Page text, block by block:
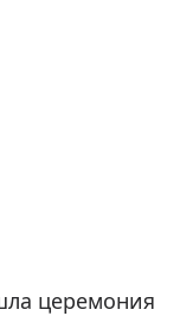
церемония